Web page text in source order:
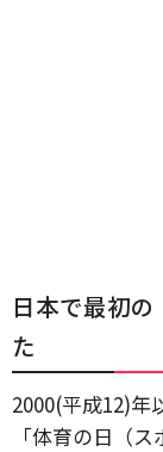
日本で最初
た
2000(平成12)年
「体育の日（